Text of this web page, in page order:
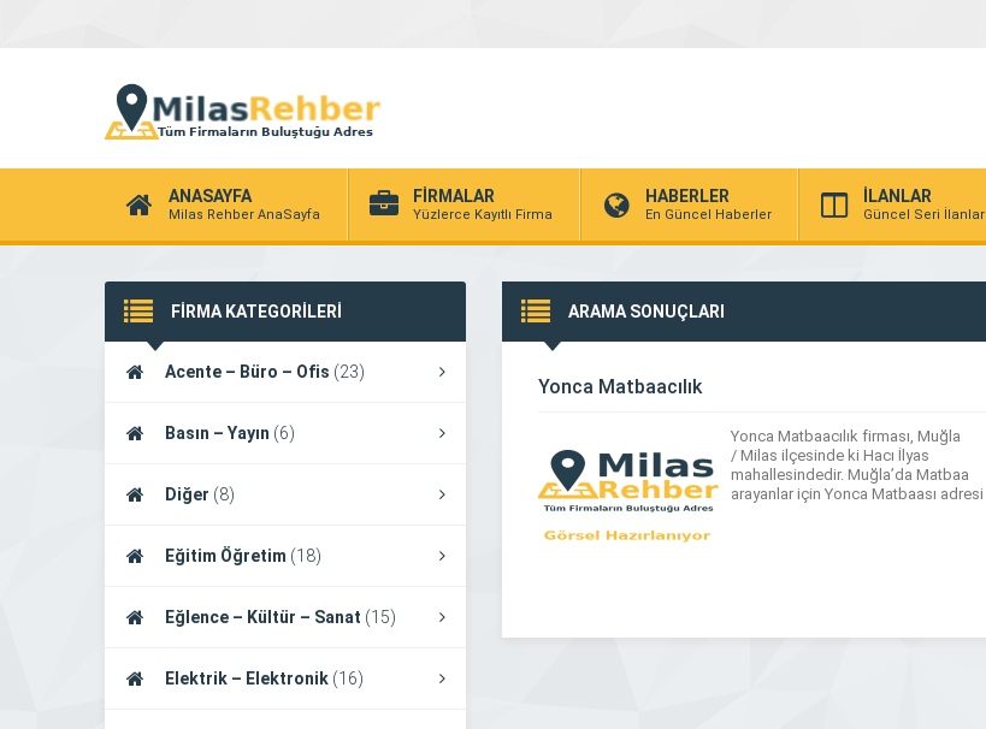
ANASAYFA
Milas Rehber AnaSayfa
FİRMALAR
Yüzlerce Kayıtlı Firma
HABERLER
En Güncel Haberler
İLANLAR
Güncel Seri İlanlar
FİRMA KATEGORİLERİ
Acente – Büro – Ofis (23)
Basın – Yayın (6)
Diğer (8)
Eğitim Öğretim (18)
Eğlence – Kültür – Sanat (15)
Elektrik – Elektronik (16)
ARAMA SONUÇLARI
Yonca Matbaacılık
Yonca Matbaacılık firması, Muğla
/ Milas ilçesinde ki Hacı İlyas
mahallesindedir. Muğla’da Matbaa
arayanlar için Yonca Matbaası adresi